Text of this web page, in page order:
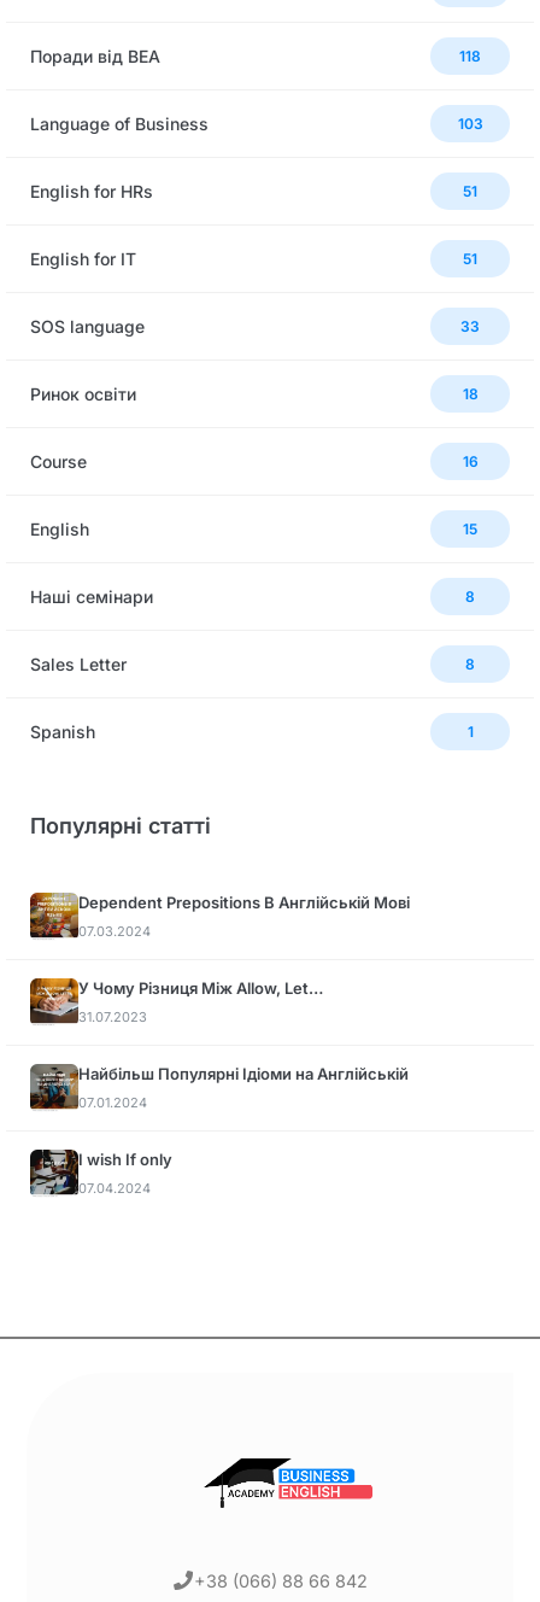
Поради від BEA 118
Language of Business 103
English for HRs 51
English for IT 51
SOS language 33
Ринок освіти 18
Сourse 16
English 15
Наші семінари 8
Sales Letter 8
Spanish 1
Популярні статті
Dependent Prepositions В Англійській Мові
07.03.2024
У Чому Різниця Між Allow, Let…
31.07.2023
Найбільш Популярні Ідіоми на Англійській
07.01.2024
I wish If only
07.04.2024
+38 (066) 88 66 842